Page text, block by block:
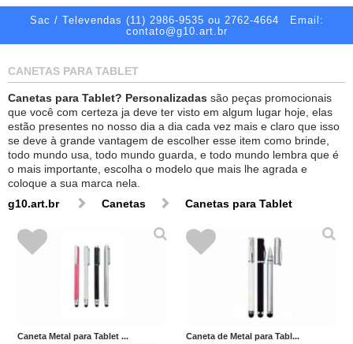
Sac / Televendas (11) 2986-9535 ou 2762-4664
Email:
contato@g10.art.br
CANETAS PARA TABLET
Canetas para Tablet? Personalizadas são peças promocionais
que você com certeza ja deve ter visto em algum lugar hoje, elas
estão presentes no nosso dia a dia cada vez mais e claro que isso
se deve à grande vantagem de escolher esse item como brinde,
todo mundo usa, todo mundo guarda, e todo mundo lembra que é
o mais importante, escolha o modelo que mais lhe agrada e
coloque a sua marca nela.
g10.art.br
Canetas Canetas para Tablet
Caneta Metal para Tablet ... Caneta de Metal para Tabl...